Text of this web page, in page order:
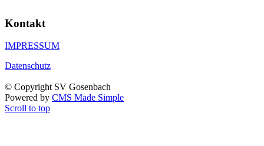
Kontakt
IMPRESSUM
Datenschutz
© Copyright SV Gosenbach
Powered by CMS Made Simple
Scroll to top